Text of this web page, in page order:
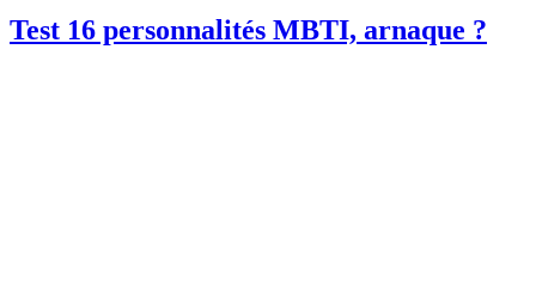
Test 16 personnalités MBTI, arnaque ?